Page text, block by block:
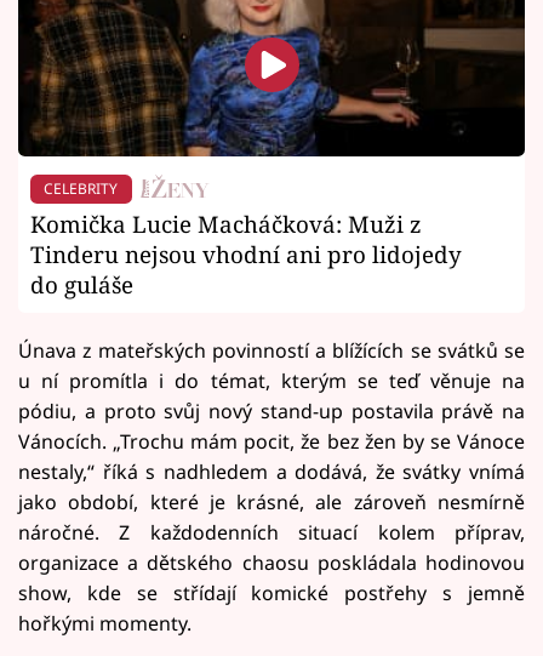
CELEBRITY
Komička Lucie Macháčková: Muži z
Tinderu nejsou vhodní ani pro lidojedy
do guláše
Únava z mateřských povinností a blížících se svátků se
u ní promítla i do témat, kterým se teď věnuje na
pódiu, a proto svůj nový stand-up postavila právě na
Vánocích. „Trochu mám pocit, že bez žen by se Vánoce
nestaly,“ říká s nadhledem a dodává, že svátky vnímá
jako období, které je krásné, ale zároveň nesmírně
náročné. Z každodenních situací kolem příprav,
organizace a dětského chaosu poskládala hodinovou
show, kde se střídají komické postřehy s jemně
hořkými momenty.